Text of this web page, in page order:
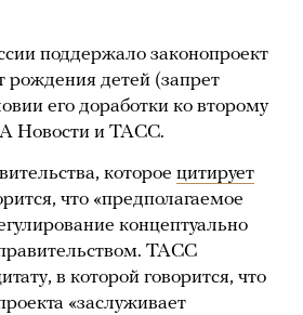
поддержало законопроект
рождения детей (запрет
его доработки ко второму
Новости и ТАСС.
которое цитирует
что «предполагаемое
концептуально
ТАСС
в которой говорится, что
«заслуживает